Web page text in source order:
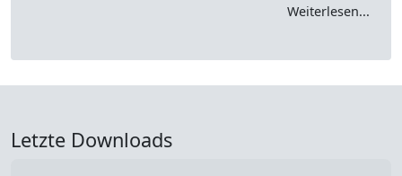
Weiterlesen...
Letzte Downloads